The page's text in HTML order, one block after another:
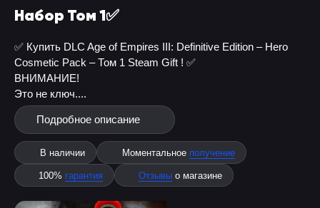
Набор Том 1✅
✅ Купить DLC Age of Empires III: Definitive Edition – Hero
Cosmetic Pack – Том 1 Steam Gift ! ✅
ВНИМАНИЕ!
Это не ключ....
Подробное описание
В наличии Моментальное получение
100% гарантия Отзывы о магазине